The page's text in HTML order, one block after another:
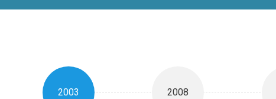
2003 2008